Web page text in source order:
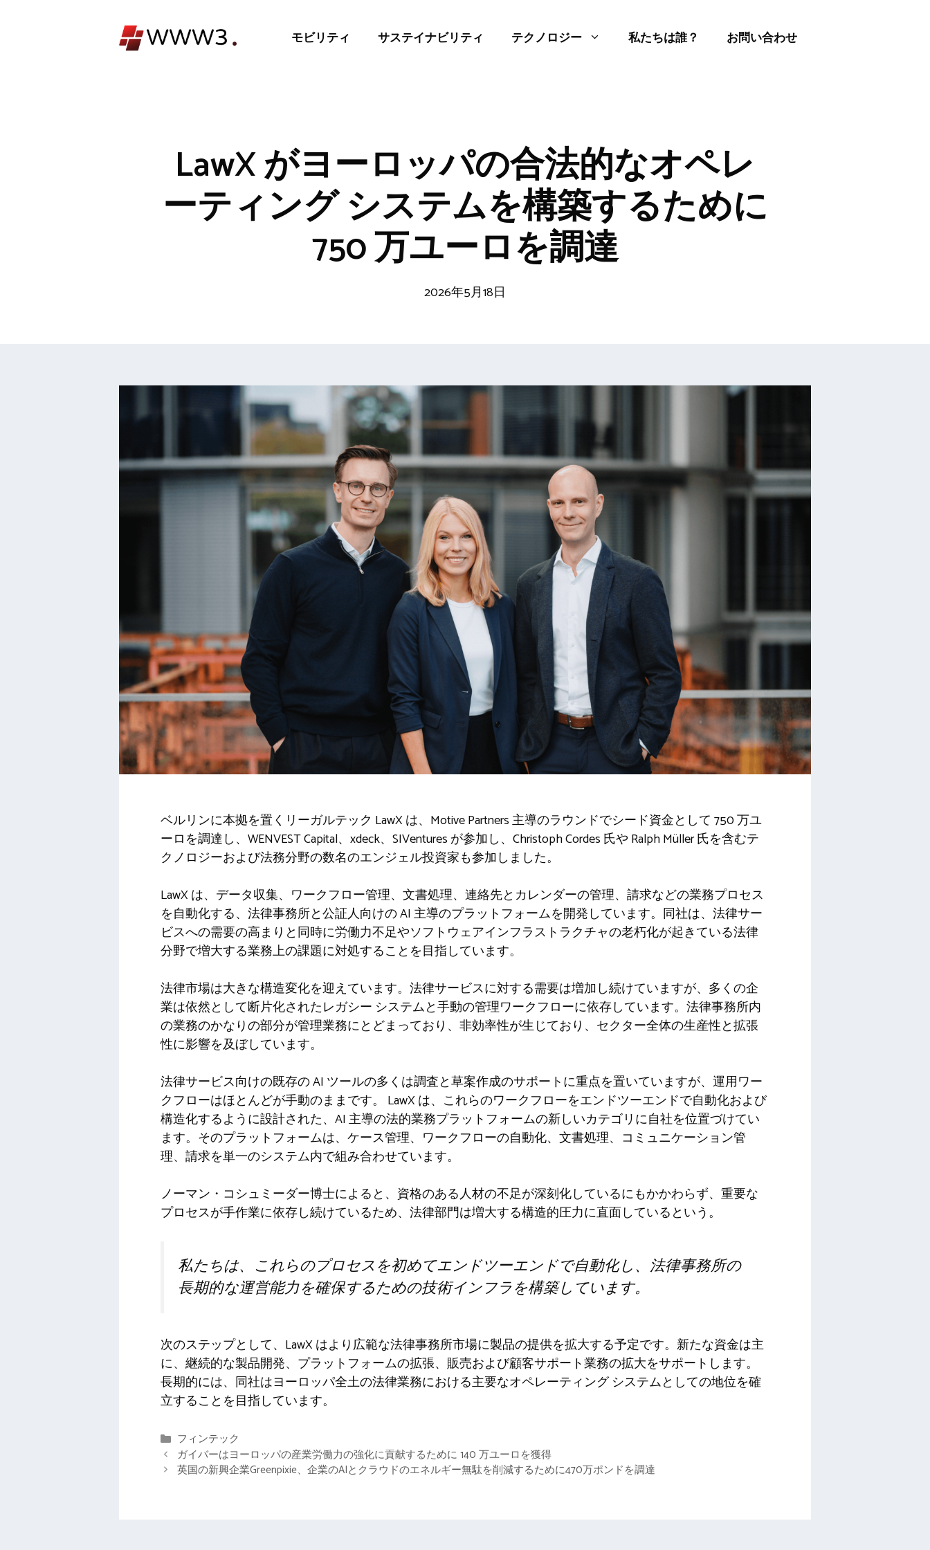
モビリティ サステイナビリティ テクノロジー 私たちは誰？ お問い合わせ
LawX がヨーロッパの合法的なオペレ
ーティング システムを構築するために
750 万ユーロを調達
2026年5月18日
ベルリンに本拠を置くリーガルテック LawX は、Motive Partners 主導のラウンドでシード資金として 750 万ユ
ーロを調達し、WENVEST Capital、xdeck、SIVentures が参加し、Christoph Cordes 氏や Ralph Müller 氏を含むテ
クノロジーおよび法務分野の数名のエンジェル投資家も参加しました。
LawX は、データ収集、ワークフロー管理、文書処理、連絡先とカレンダーの管理、請求などの業務プロセス
を自動化する、法律事務所と公証人向けの AI 主導のプラットフォームを開発しています。同社は、法律サー
ビスへの需要の高まりと同時に労働力不足やソフトウェアインフラストラクチャの老朽化が起きている法律
分野で増大する業務上の課題に対処することを目指しています。
法律市場は大きな構造変化を迎えています。法律サービスに対する需要は増加し続けていますが、多くの企
業は依然として断片化されたレガシー システムと手動の管理ワークフローに依存しています。法律事務所内
の業務のかなりの部分が管理業務にとどまっており、非効率性が生じており、セクター全体の生産性と拡張
性に影響を及ぼしています。
法律サービス向けの既存の AI ツールの多くは調査と草案作成のサポートに重点を置いていますが、運用ワー
クフローはほとんどが手動のままです。 LawX は、これらのワークフローをエンドツーエンドで自動化および
構造化するように設計された、AI 主導の法的業務プラットフォームの新しいカテゴリに自社を位置づけてい
ます。そのプラットフォームは、ケース管理、ワークフローの自動化、文書処理、コミュニケーション管
理、請求を単一のシステム内で組み合わせています。
ノーマン・コシュミーダー博士によると、資格のある人材の不足が深刻化しているにもかかわらず、重要な
プロセスが手作業に依存し続けているため、法律部門は増大する構造的圧力に直面しているという。
私たちは、これらのプロセスを初めてエンドツーエンドで自動化し、法律事務所の
長期的な運営能力を確保するための技術インフラを構築しています。
次のステップとして、LawX はより広範な法律事務所市場に製品の提供を拡大する予定です。新たな資金は主
に、継続的な製品開発、プラットフォームの拡張、販売および顧客サポート業務の拡大をサポートします。
長期的には、同社はヨーロッパ全土の法律業務における主要なオペレーティング システムとしての地位を確
立することを目指しています。
カ
テ
ゴ
フィンテック
ガイバーはヨーロッパの産業労働力の強化に貢献するために 140 万ユーロを獲得
英国の新興企業Greenpixie、企業のAIとクラウドのエネルギー無駄を削減するために470万ポンドを調達